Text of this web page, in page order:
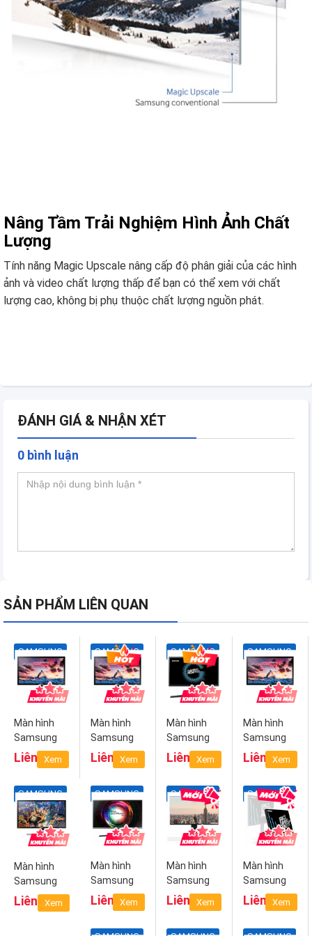
Nâng Tầm Trải Nghiệm Hình Ảnh Chất
Lượng
Tính năng Magic Upscale nâng cấp độ phân giải của các hình
ảnh và video chất lượng thấp để bạn có thể xem với chất
lượng cao, không bị phụ thuộc chất lượng nguồn phát.
ĐÁNH GIÁ & NHẬN XÉT
0 bình luận
SẢN PHẨM LIÊN QUAN
SAMSUNG
Màn hình
Samsung
S22F350FHE
LS22F350FHEXXV
Liên hệ
Xem
SAMSUNG
Màn hình
Samsung
S24F350FHE
LS24F350FHEXXV
Liên hệ
Xem
SAMSUNG
Màn hình
Samsung
S25HG50
LS25HG50FQEXXV
Liên hệ
Xem
SAMSUNG
Màn hình
Samsung
S27F350FHE
Liên hệ
Xem
SAMSUNG
Màn hình
Samsung
UHD
U28E590DS
Liên hệXem
SAMSUNG
Màn hình
Samsung
QLED
LU28H750
Liên hệ
Xem
SAMSUNG
Màn hình
Samsung
"The
Space"
Liên hệ
Xem
SAMSUNG
Màn hình
Samsung
"The
Space"
Liên hệ
Xem